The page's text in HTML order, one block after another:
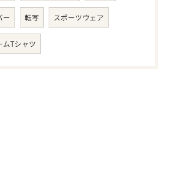
ー 転写 スポーツウェア
ムTシャツ